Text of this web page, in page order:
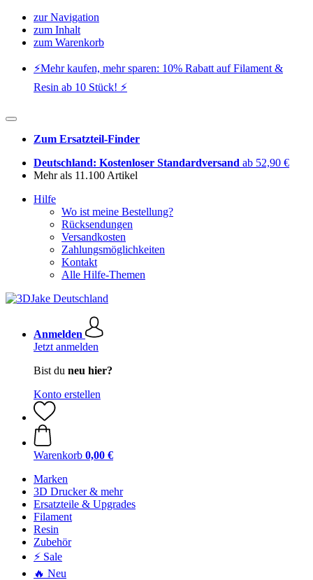
zur Navigation
zum Inhalt
zum Warenkorb
⚡️Mehr kaufen, mehr sparen: 10% Rabatt auf Filament &
Resin ab 10 Stück! ⚡️
Zum Ersatzteil-Finder
Deutschland: Kostenloser Standardversand ab 52,90 €
Mehr als 11.100 Artikel
Hilfe
Wo ist meine Bestellung?
Rücksendungen
Versandkosten
Zahlungsmöglichkeiten
Kontakt
Alle Hilfe-Themen
Anmelden
Jetzt anmelden
Bist du neu hier?
Konto erstellen
Warenkorb 0,00 €
Marken
3D Drucker & mehr
Ersatzteile & Upgrades
Filament
Resin
Zubehör
⚡ Sale
🔥 Neu